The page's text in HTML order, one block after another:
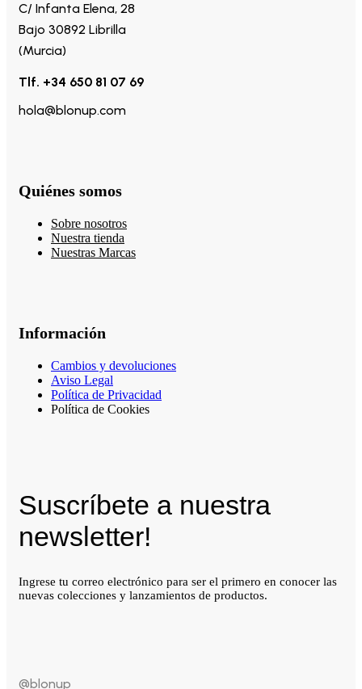
C/ Infanta Elena, 28
Bajo 30892 Librilla
(Murcia)
Tlf. +34 650 81 07 69
hola@blonup.com
Quiénes somos
Sobre nosotros
Nuestra tienda
Nuestras Marcas
Información
Cambios y devoluciones
Aviso Legal
Política de Privacidad
Política de Cookies
Suscríbete a nuestra
newsletter!
Ingrese tu correo electrónico para ser el primero en conocer las
nuevas colecciones y lanzamientos de productos.
@blonup